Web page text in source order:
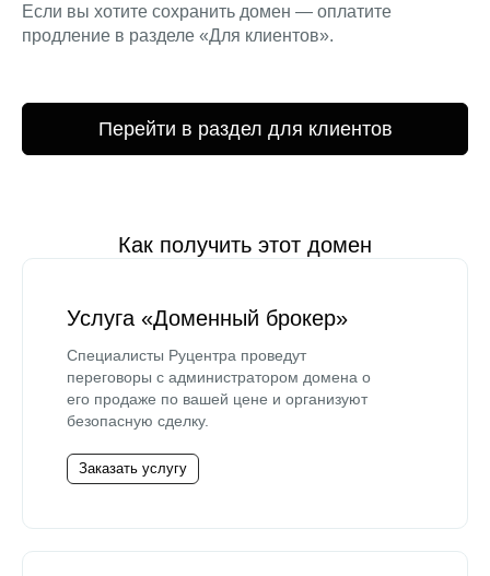
Если вы хотите сохранить домен — оплатите
продление в разделе «Для клиентов».
Перейти в раздел для клиентов
Как получить этот домен
Услуга «Доменный брокер»
Специалисты Руцентра проведут
переговоры с администратором домена о
его продаже по вашей цене и организуют
безопасную сделку.
Заказать услугу